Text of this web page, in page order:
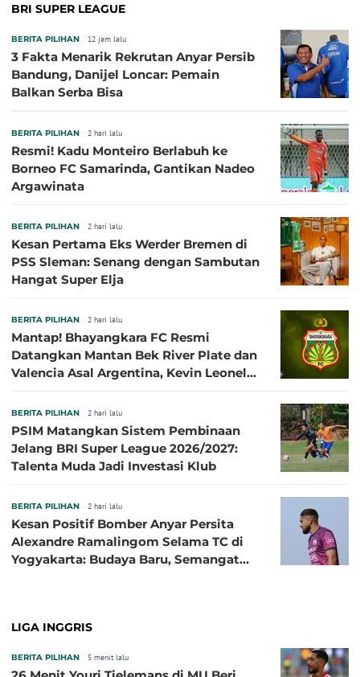
BRI SUPER LEAGUE
BERITA PILIHAN 12 jam lalu
3 Fakta Menarik Rekrutan Anyar Persib
Bandung, Danijel Loncar: Pemain
Balkan Serba Bisa
BERITA PILIHAN 2 hari lalu
Resmi! Kadu Monteiro Berlabuh ke
Borneo FC Samarinda, Gantikan Nadeo
Argawinata
BERITA PILIHAN 2 hari lalu
Kesan Pertama Eks Werder Bremen di
PSS Sleman: Senang dengan Sambutan
Hangat Super Elja
BERITA PILIHAN 2 hari lalu
Mantap! Bhayangkara FC Resmi
Datangkan Mantan Bek River Plate dan
Valencia Asal Argentina, Kevin Leonel
BERITA PILIHAN 2 hari lalu
PSIM Matangkan Sistem Pembinaan
Jelang BRI Super League 2026/2027:
Talenta Muda Jadi Investasi Klub
BERITA PILIHAN 2 hari lalu
Kesan Positif Bomber Anyar Persita
Alexandre Ramalingom Selama TC di
Yogyakarta: Budaya Baru, Semangat
LIGA INGGRIS
BERITA PILIHAN 5 menit lalu